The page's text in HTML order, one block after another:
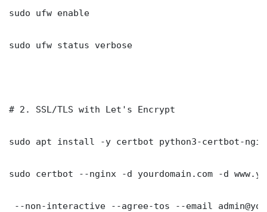
sudo ufw enable
sudo ufw status verbose
# 2. SSL/TLS with Let's Encrypt
sudo apt install -y certbot python3-certbot-
sudo certbot --nginx -d yourdomain.com -d
--non-interactive --agree-tos --email